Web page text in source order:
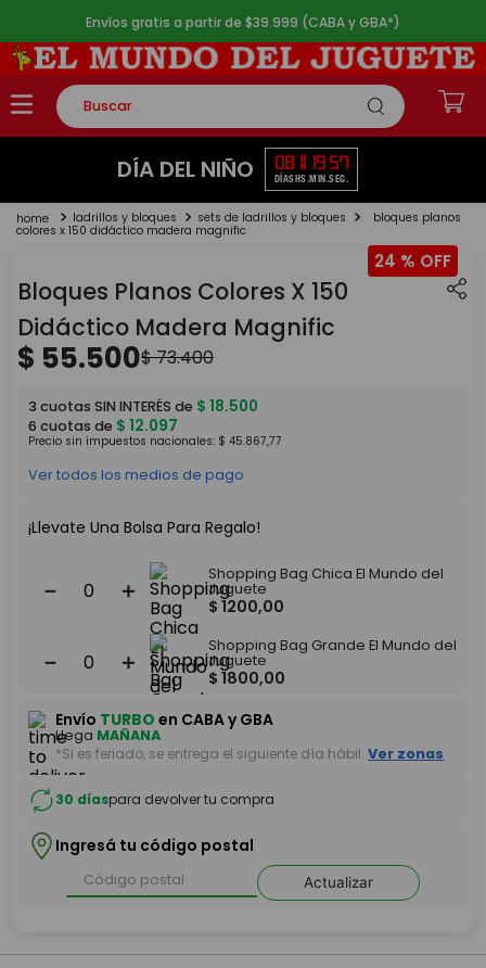
Envíos gratis a partir de $39.999 (CABA y GBA*)
Buscar
TÉRMINOS MÁS BUSCADOS
2.
lego
4.
monopatin
5. toy story
DÍA DEL NIÑO 08
DÍAS
11
HS.
19
MIN.
57
SEG.
ladrillos y bloques sets de ladrillos y bloques bloques planos
colores x 150 didáctico madera magnific
24 %
Bloques Planos Colores X 150
Didáctico Madera Magnific
$ 55.500$73.400
3 cuotas SIN INTERÉS de $ 18.500
6 cuotas de $ 12.097
Precio sin impuestos nacionales: $ 45.867,77
Ver todos los medios de pago
¡Llevate Una Bolsa Para Regalo!
＋
－
Shopping Bag Chica El Mundo del
Juguete
$ 1200,00
＋
－
Shopping Bag Grande El Mundo del
Juguete
$ 1800,00
Envío TURBO en CABA y GBA
Llega MAÑANA
*Si es feriado, se entrega el siguiente día hábil. Ver zonas
30 díaspara devolver tu compra
Ingresá tu código postal
Actualizar